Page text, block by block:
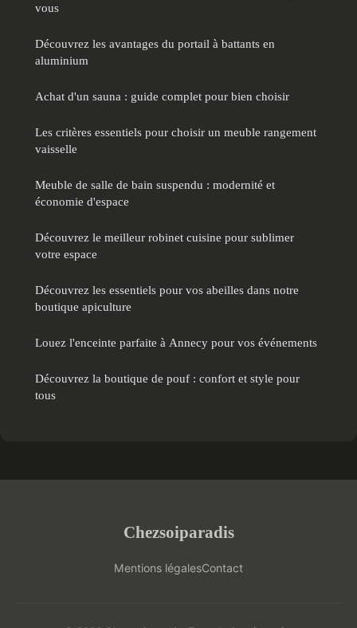
vous
Découvrez les avantages du portail à battants en
aluminium
Achat d'un sauna : guide complet pour bien choisir
Les critères essentiels pour choisir un meuble rangement
vaisselle
Meuble de salle de bain suspendu : modernité et
économie d'espace
Découvrez le meilleur robinet cuisine pour sublimer
votre espace
Découvrez les essentiels pour vos abeilles dans notre
boutique apiculture
Louez l'enceinte parfaite à Annecy pour vos événements
Découvrez la boutique de pouf : confort et style pour
tous
Chezsoiparadis
Mentions légalesContact